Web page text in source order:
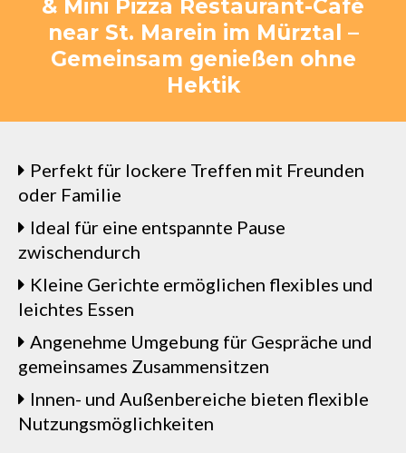
& Mini Pizza Restaurant-Café
near St. Marein im Mürztal –
Gemeinsam genießen ohne
Hektik
Perfekt für lockere Treffen mit Freunden
oder Familie
Ideal für eine entspannte Pause
zwischendurch
Kleine Gerichte ermöglichen flexibles und
leichtes Essen
Angenehme Umgebung für Gespräche und
gemeinsames Zusammensitzen
Innen- und Außenbereiche bieten flexible
Nutzungsmöglichkeiten